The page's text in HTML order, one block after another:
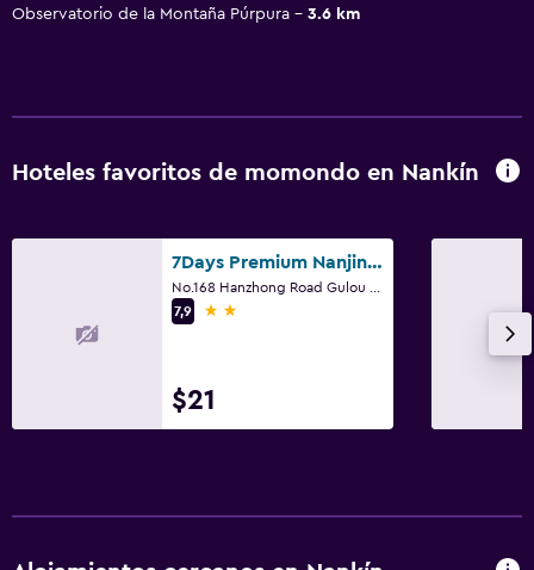
Observatorio de la Montaña Púrpura
3.6 km
Hoteles favoritos de momondo en Nankín
7Days Premium Nanjing Xinjiekou Shanghai Road Subway Station
7,9
2 estrellas
$21